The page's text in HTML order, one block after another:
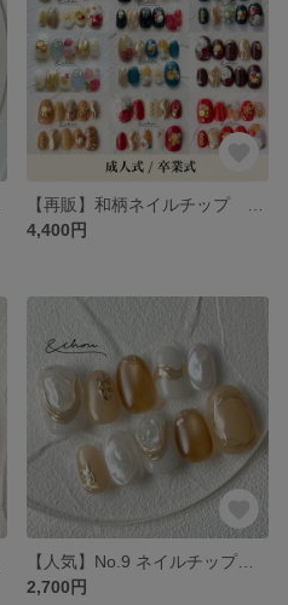
4,400円
【人気】No.9 ネイルチップ うるうる ぷっくり オーロラ マグネット
2,700円